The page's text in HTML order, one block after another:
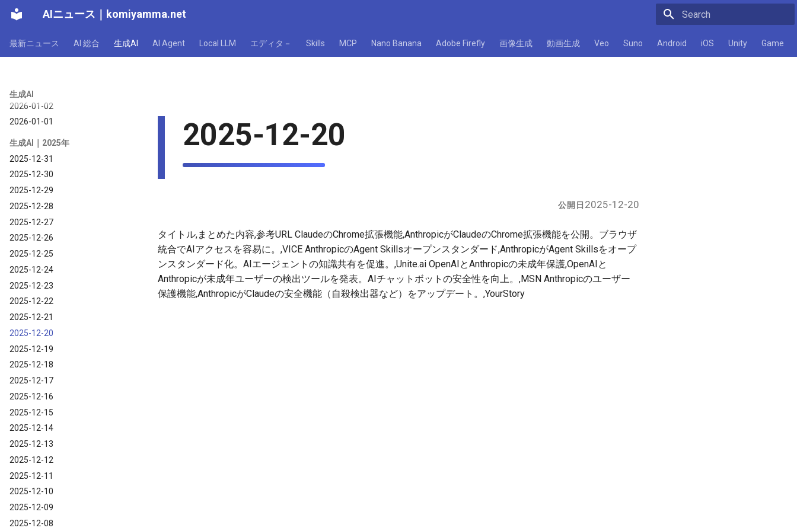
AIニュース komiyamma.net
最新ニュース AI 総合 生成AI AI Agent Local LLM エディタ－ Skills MCP Nano Banana Adobe Firefly 画像生成 動画生成 Veo Suno Android iOS Unity Game
生成AI
2026-01-08
2026-01-06
2026-01-05
2026-01-03
2026-01-02
2026-01-01
生成AI｜2025年
2025-12-31
2025-12-30
2025-12-29
2025-12-28
2025-12-27
2025-12-26
2025-12-25
2025-12-24
2025-12-23
2025-12-22
2025-12-21
2025-12-20
2025-12-19
2025-12-18
2025-12-17
2025-12-16
2025-12-15
2025-12-14
2025-12-13
2025-12-12
2025-12-11
2025-12-10
2025-12-09
2025-12-08
2025-12-20
公開日 2025-12-20
タイトル,まとめた内容,参考URL ClaudeのChrome拡張機能,AnthropicがClaudeのChrome拡張機能を公開。ブラウザ
統合でAIアクセスを容易に。,VICE AnthropicのAgent Skillsオープンスタンダード,AnthropicがAgent Skillsをオープ
ンスタンダード化。AIエージェントの知識共有を促進。,Unite.ai OpenAIとAnthropicの未成年保護,OpenAIと
Anthropicが未成年ユーザーの検出ツールを発表。AIチャットボットの安全性を向上。,MSN Anthropicのユーザー
保護機能,AnthropicがClaudeの安全機能（自殺検出器など）をアップデート。,YourStory